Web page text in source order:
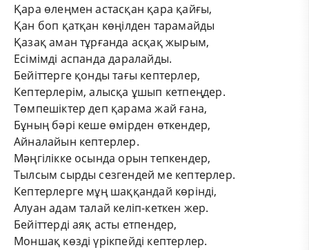
Қара өлеңмен астасқан қара қайғы,
Қан боп қатқан көңілден тарамайды
Қазақ аман тұрғанда асқақ жырым,
Есімімді аспанда даралайды.
Бейіттерге қонды тағы кептерлер,
Кептерлерім, алысқа ұшып кетпеңдер.
Төмпешіктер деп қарама жай ғана,
Бұның бәрі кеше өмірден өткендер,
Айналайын кептерлер.
Мәңгілікке осында орын тепкендер,
Тылсым сырды сезгендей ме кептерлер.
Кептерлерге мұң шаққандай көрінді,
Алуан адам талай келіп-кеткен жер.
Бейіттерді аяқ асты етпендер,
Моншақ көзді үрікпейді кептерлер.